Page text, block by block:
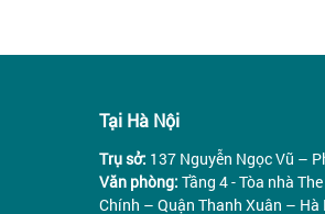
Tại Hà Nội
Trụ sở: 137 Nguyễn Ngọc Vũ –
Văn phòng: Tầng 4 - Tòa nhà
Chính – Quận Thanh Xuân – Hà